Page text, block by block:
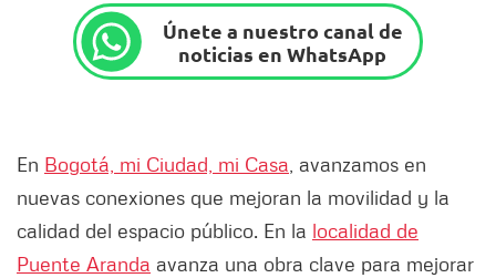
Únete a nuestro canal de
noticias en WhatsApp
En Bogotá, mi Ciudad, mi Casa , avanzamos en
nuevas conexiones que mejoran la movilidad y la
calidad del espacio público. En la localidad de
Puente Aranda avanza una obra clave para mejorar